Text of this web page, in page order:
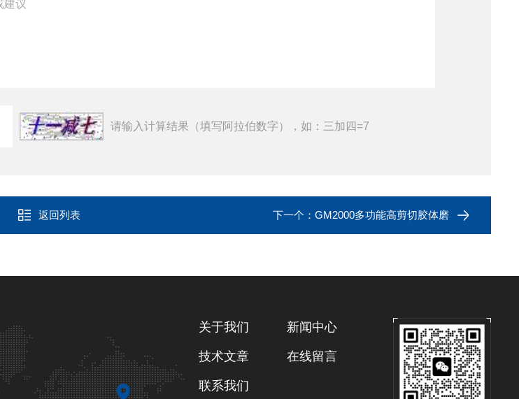
请输入计算结果（填写阿拉伯数字），如：三加四=7
返回列表 下一个： GM2000多功能高剪切胶体磨
关于我们 新闻中心
技术文章 在线留言
联系我们